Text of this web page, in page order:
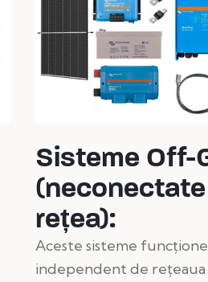
Sisteme Off-
rețea):
Aceste sisteme
independent de rețeaua